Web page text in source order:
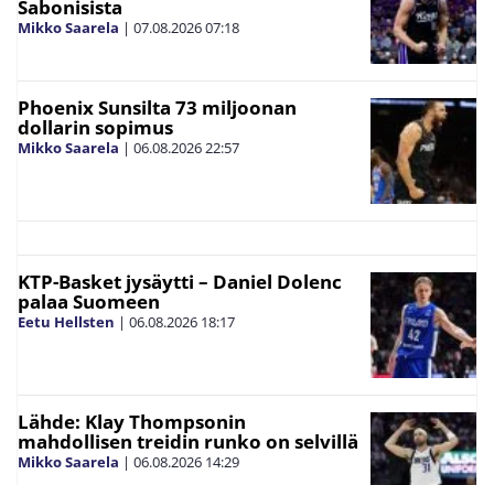
Sabonisista
Mikko Saarela | 07.08.202607:18
Phoenix Sunsilta 73 miljoonan
dollarin sopimus
Mikko Saarela | 06.08.202622:57
KTP-Basket jysäytti – Daniel Dolenc
palaa Suomeen
Eetu Hellsten | 06.08.2026 18:17
Lähde: Klay Thompsonin
mahdollisen treidin runko on selvillä
Mikko Saarela | 06.08.2026 14:29